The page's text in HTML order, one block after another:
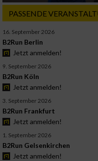
PASSENDE
16. September 2026
B2Run Berlin
Jetzt anmelden!
9. September 2026
B2Run Köln
Jetzt anmelden!
3. September 2026
B2Run Frankfurt
Jetzt anmelden!
1. September 2026
B2Run Gelsenkirchen
Jetzt anmelden!